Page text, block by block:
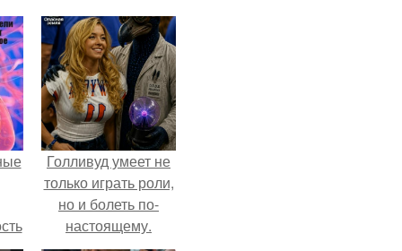
Голливуд умеет не
только играть роли,
но и болеть по-
настоящему.